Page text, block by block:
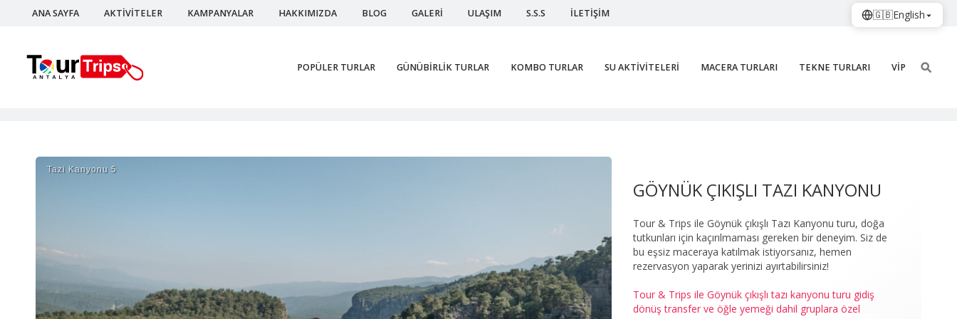
ANA SAYFA AKTİVİTELER KAMPANYALAR HAKKIMIZDA BLOG GALERİ ULAŞIM S.S.S İLETİŞİM
POPÜLER TURLAR GÜNÜBİRLİK TURLAR KOMBO TURLAR SU AKTİVİTELERİ MACERA TURLARI TEKNE TURLARI VİP
Tazi Kanyonu 5
GÖYNÜK ÇIKIŞLI TAZI KANYONU
Tour & Trips ile Göynük çıkışlı Tazı Kanyonu turu, doğa
tutkunları için kaçırılmaması gereken bir deneyim. Siz de
bu eşsiz maceraya katılmak istiyorsanız, hemen
rezervasyon yaparak yerinizi ayırtabilirsiniz!
Tour & Trips ile Göynük çıkışlı tazı kanyonu turu gidiş
dönüş transfer ve öğle yemeği dahil gruplara özel
🇬🇧English